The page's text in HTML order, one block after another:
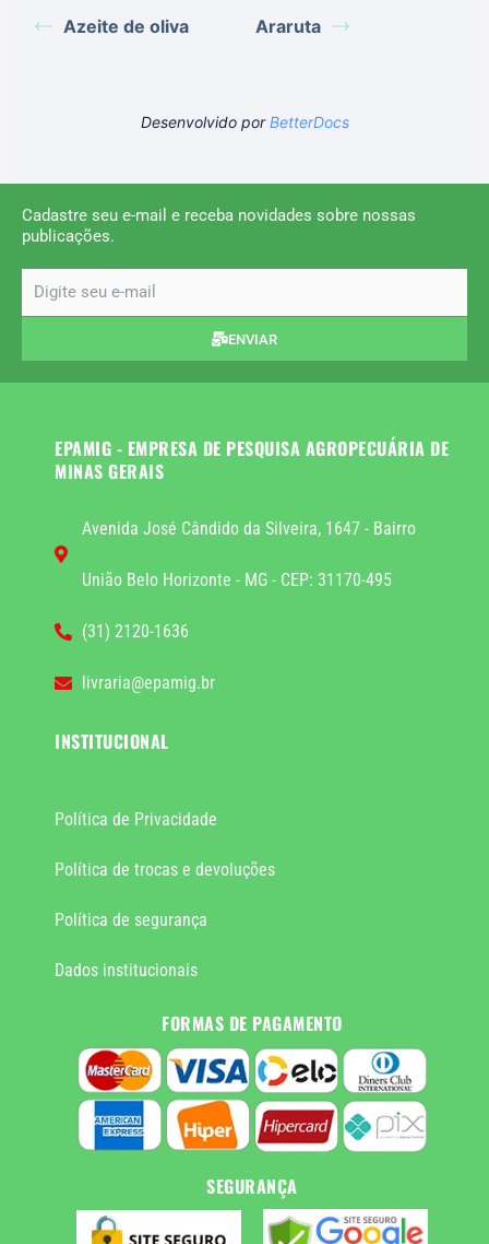
Azeite de oliva Araruta
Desenvolvido porBetterDocs
Cadastre seu e-mail e receba novidades sobre nossas
publicações.
ENVIAR
EPAMIG - EMPRESA DE PESQUISA AGROPECUÁRIA DE
MINAS GERAIS
Avenida José Cândido da Silveira, 1647 - Bairro
União Belo Horizonte - MG - CEP: 31170-495
(31) 2120-1636
livraria@epamig.br
INSTITUCIONAL
Política de Privacidade
Política de trocas e devoluções
Política de segurança
Dados institucionais
FORMAS DE PAGAMENTO
SEGURANÇA